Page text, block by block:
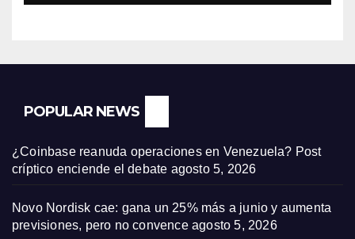
POPULAR NEWS
¿Coinbase reanuda operaciones en Venezuela? Post
críptico enciende el debate agosto 5, 2026
Novo Nordisk cae: gana un 25% más a junio y aumenta
previsiones, pero no convence agosto 5, 2026